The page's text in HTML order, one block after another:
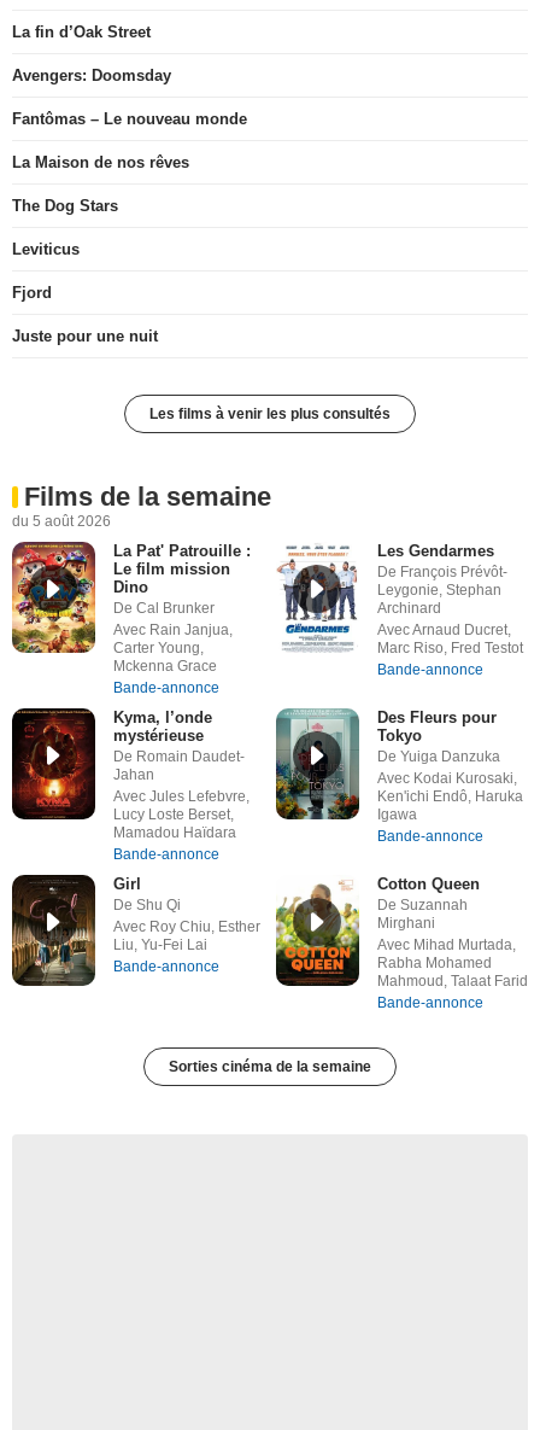
La fin d’Oak Street
Avengers: Doomsday
Fantômas – Le nouveau monde
La Maison de nos rêves
The Dog Stars
Leviticus
Fjord
Juste pour une nuit
Les films à venir les plus consultés
Films de la semaine
du 5 août 2026
La Pat' Patrouille :
Le film mission
Dino
De Cal Brunker
Avec Rain Janjua,
Carter Young,
Mckenna Grace
Bande-annonce
Les Gendarmes
De François Prévôt-
Leygonie, Stephan
Archinard
Avec Arnaud Ducret,
Marc Riso, Fred Testot
Bande-annonce
Kyma, l’onde
mystérieuse
De Romain Daudet-
Jahan
Avec Jules Lefebvre,
Lucy Loste Berset,
Mamadou Haïdara
Bande-annonce
Des Fleurs pour
Tokyo
De Yuiga Danzuka
Avec Kodai Kurosaki,
Ken'ichi Endô, Haruka
Igawa
Bande-annonce
Girl
De Shu Qi
Avec Roy Chiu, Esther
Liu, Yu-Fei Lai
Bande-annonce
Cotton Queen
De Suzannah
Mirghani
Avec Mihad Murtada,
Rabha Mohamed
Mahmoud, Talaat Farid
Bande-annonce
Sorties cinéma de la semaine